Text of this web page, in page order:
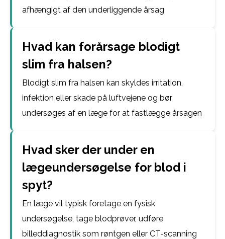
afhængigt af den underliggende årsag
Hvad kan forårsage blodigt
slim fra halsen?
Blodigt slim fra halsen kan skyldes irritation,
infektion eller skade på luftvejene og bør
undersøges af en læge for at fastlægge årsagen
Hvad sker der under en
lægeundersøgelse for blod i
spyt?
En læge vil typisk foretage en fysisk
undersøgelse, tage blodprøver, udføre
billeddiagnostik som røntgen eller CT-scanning